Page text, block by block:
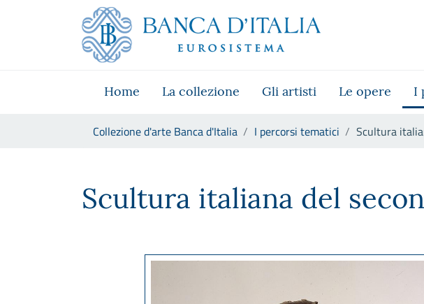
Skip to Main Content
Vai al sito istituzionale
Vai al menu di navigazione
Vai alla ricerca
Vai ai contenuti
Home La collezione Gli artisti Le opere I
Collezione d'arte Banca d'Italia I percorsi tematici Scultura
Scultura italiana del